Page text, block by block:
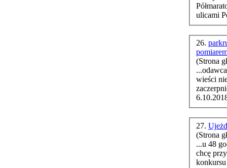
Półmaratonu. Monika Prendke
ulicami
26.
(Strona
27.
(Strona
...u 48
chcę